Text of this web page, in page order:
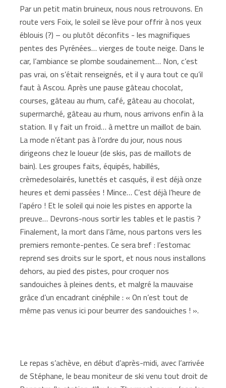
Par un petit matin bruineux, nous nous retrouvons. En
route vers Foix, le soleil se lève pour offrir à nos yeux
éblouis (?) – ou plutôt déconfits - les magnifiques
pentes des Pyrénées… vierges de toute neige. Dans le
car, l’ambiance se plombe soudainement… Non, c’est
pas vrai, on s’était renseignés, et il y aura tout ce qu’il
faut à Ascou. Après une pause gâteau chocolat,
courses, gâteau au rhum, café, gâteau au chocolat,
supermarché, gâteau au rhum, nous arrivons enfin à la
station. Il y fait un froid… à mettre un maillot de bain.
La mode n’étant pas à l’ordre du jour, nous nous
dirigeons chez le loueur (de skis, pas de maillots de
bain). Les groupes faits, équipés, habillés,
crèmedesolairés, lunettés et casqués, il est déjà onze
heures et demi passées ! Mince… C’est déjà l’heure de
l’apéro ! Et le soleil qui noie les pistes en apporte la
preuve… Devrons-nous sortir les tables et le pastis ?
Finalement, la mort dans l’âme, nous partons vers les
premiers remonte-pentes. Ce sera bref : l’estomac
reprend ses droits sur le sport, et nous nous installons
dehors, au pied des pistes, pour croquer nos
sandouiches à pleines dents, et malgré la mauvaise
grâce d’un encadrant cinéphile : « On n’est tout de
même pas venus ici pour beurrer des sandouiches ! ».
Le repas s’achève, en début d’après-midi, avec l’arrivée
de Stéphane, le beau moniteur de ski venu tout droit de